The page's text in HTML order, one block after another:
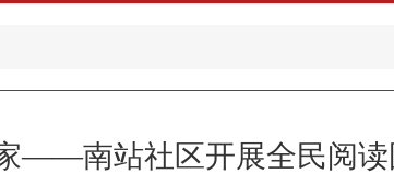
——南站社区开展全民阅读